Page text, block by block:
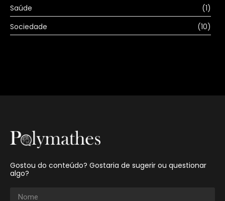
Saúde
(1)
Sociedade
(10)
Gostou do conteúdo? Gostaria de sugerir ou questionar
algo?